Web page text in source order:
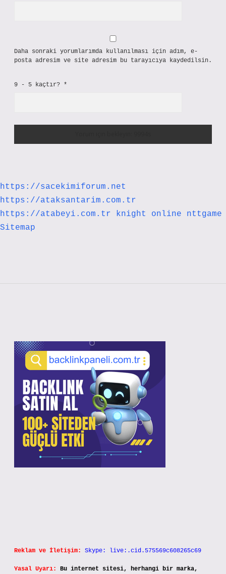
Daha sonraki yorumlarımda kullanılması için adım, e-
posta adresim ve site adresim bu tarayıcıya kaydedilsin.
9 - 5 kaçtır? *
https://sacekimiforum.net
https://ataksantarim.com.tr
https://atabeyi.com.tr
knight online
nttgame
Sitemap
Reklam ve İletişim: Skype: live:.cid.575569c608265c69
Yasal Uyarı:
Bu internet sitesi, herhangi bir marka,